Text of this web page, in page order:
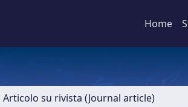
Home
Articolo su rivista (Journal article)